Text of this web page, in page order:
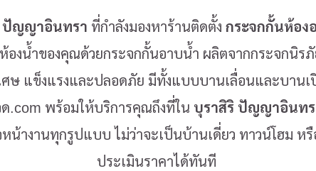
ปัญญาอินทรา ที่กำลังมองหาร้านติดตั้ง กระจกกั้นห้อง
องน้ำของคุณด้วยกระจกกั้นอาบน้ำ ผลิตจากกระจกนิร
ษ แข็งแรงและปลอดภัย มีทั้งแบบบานเลื่อนและบานเ
.com พร้อมให้บริการคุณถึงที่ใน บุราสิริ ปัญญาอินท
หน้างานทุกรูปแบบ ไม่ว่าจะเป็นบ้านเดี่ยว ทาวน์โฮม ห
ประเมินราคาได้ทันที